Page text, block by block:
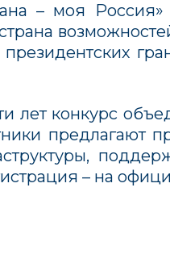
– моя
лет конкурс
предлагают
– на